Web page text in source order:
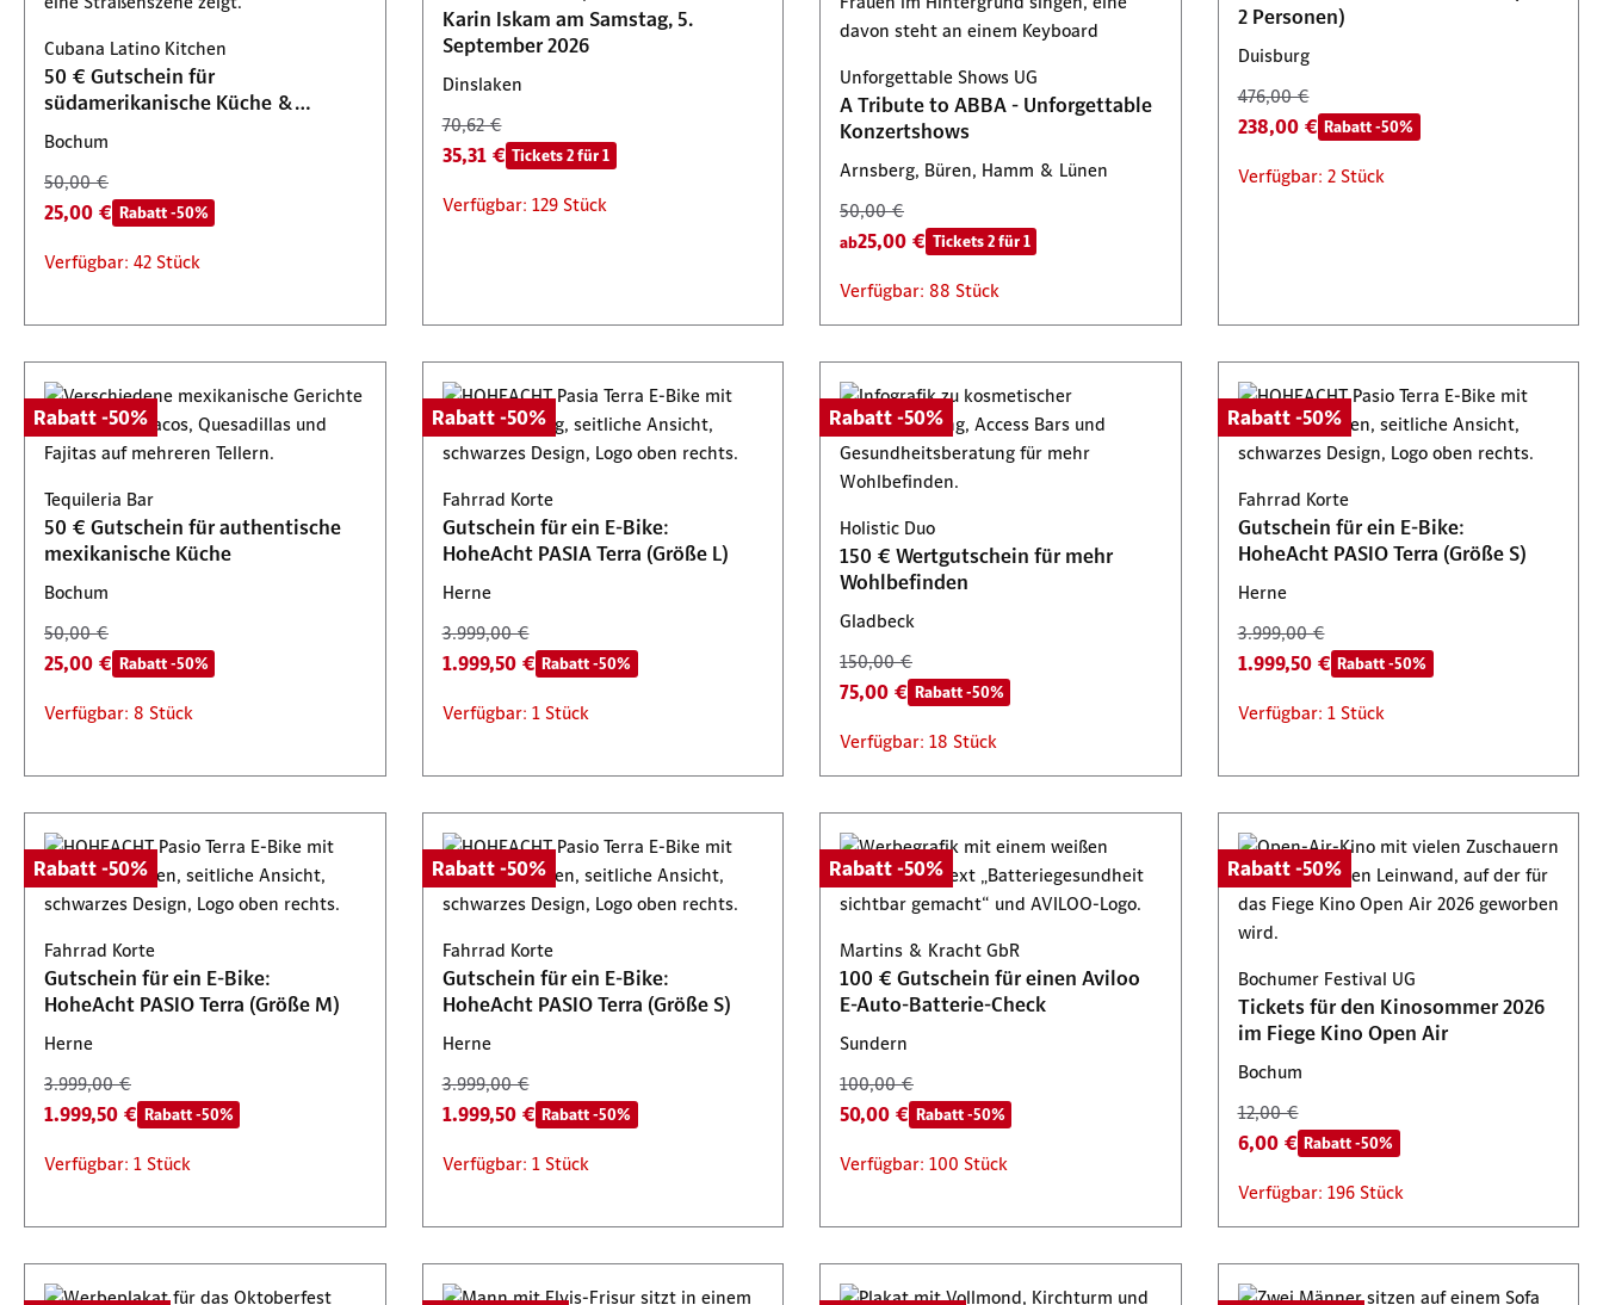
Verfügbar: 75 Stück
29,95 € Tickets 2 für 1
Verfügbar: 446 Stück
300,00 €
Verfügbar: 15 Stück
Cubana Latino Kitchen
50 € Gutschein für
südamerikanische Küche &
Cocktails
Bochum
50,00 €
25,00 € Rabatt -50%
Verfügbar: 42 Stück
Karin Iskam am Samstag, 5.
September 2026
Dinslaken
70,62 €
35,31 € Tickets 2 für 1
Verfügbar: 129 Stück
Unforgettable Shows UG
A Tribute to ABBA - Unforgettable
Konzertshows
Arnsberg, Büren, Hamm & Lünen
50,00 €
ab25,00 € Tickets 2 für 1
Verfügbar: 88 Stück
2 Personen)
Duisburg
476,00 €
238,00 € Rabatt -50%
Verfügbar: 2 Stück
Rabatt -50%
Tequileria Bar
50 € Gutschein für authentische
mexikanische Küche
Bochum
50,00 €
25,00 € Rabatt -50%
Verfügbar: 8 Stück
Rabatt -50%
Fahrrad Korte
Gutschein für ein E-Bike:
HoheAcht PASIA Terra (Größe L)
Herne
3.999,00 €
1.999,50 € Rabatt -50%
Verfügbar: 1 Stück
Rabatt -50%
Holistic Duo
150 € Wertgutschein für mehr
Wohlbefinden
Gladbeck
150,00 €
75,00 € Rabatt -50%
Verfügbar: 18 Stück
Rabatt -50%
Fahrrad Korte
Gutschein für ein E-Bike:
HoheAcht PASIO Terra (Größe S)
Herne
3.999,00 €
1.999,50 € Rabatt -50%
Verfügbar: 1 Stück
Rabatt -50%
Fahrrad Korte
Gutschein für ein E-Bike:
HoheAcht PASIO Terra (Größe M)
Herne
3.999,00 €
1.999,50 € Rabatt -50%
Verfügbar: 1 Stück
Rabatt -50%
Fahrrad Korte
Gutschein für ein E-Bike:
HoheAcht PASIO Terra (Größe S)
Herne
3.999,00 €
1.999,50 € Rabatt -50%
Verfügbar: 1 Stück
Rabatt -50%
Martins & Kracht GbR
100 € Gutschein für einen Aviloo
E-Auto-Batterie-Check
Sundern
100,00 €
50,00 € Rabatt -50%
Verfügbar: 100 Stück
Rabatt -50%
Bochumer Festival UG
Tickets für den Kinosommer 2026
im Fiege Kino Open Air
Bochum
12,00 €
6,00 € Rabatt -50%
Verfügbar: 196 Stück